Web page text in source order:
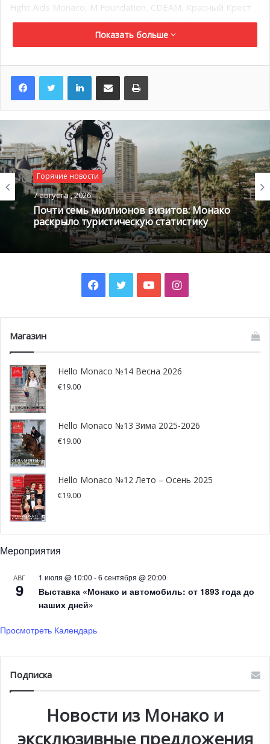
Fight Aids Monaco, M Foundation, CDEAM, Красный Крест
Монако, AMAPEI, Les Anges gardiens de Monaco и другие.
организаторы закрепили за каждой лошадью одну из
ассоциаций. Тянули жребий Гарет Уиттсток (Gareth
Wittstock), брат принцессы Шарлен, и Франсуа
Societé des Courses de la Côte d’Azur.
которых направлена на помощь детям и людям,
находящимся в сложной ситуации.
Призовой фонд составил 50 000 евро, как и в прошлом
году. Сумма была распределена между ассоциациями, в
соответствии с результатами скачек. Так, чек на сумму
10 000 евро достался Фонду принцессы Грейс, за
который выступала лошадь по имени Namasjar. Второй
пришла Sometaste, заработавшая 6000 евро для
французского Красного Креста. На третьем месте
оказалась Dégrisement вместе с благотворительной
организацией “Just World Interational”. Их выигрыш
выступавшая за Фонд принцессы Шарлен,
финишировала пятой. Оставшиеся деньги призового
фонда были разделены между другими участниками
организациями.
Напомним, что событие играет важную роль в развитии
ипподрома Лазурного Берега и благоприятно
сказывается на его посещаемости. Так, первую гонку,
проходившую в прошлом году, посетили 2 500 гостей!
Показать больше
LinkedInПоделиться по электронной почте Распечатать
Горячие новости
7 августа , 2026
Почти семь миллионов визитов: Монако
раскрыло туристическую статистику
Facebook
TwitterYouTubeInstagram
Магазин
Hello Monaco №14 Весна 2026
€19.00
Hello Monaco №13 Зима 2025-2026
€19.00
Hello Monaco №12 Лето – Осень 2025
€19.00
Мероприятия
АВГ
9
1 июля @ 10:00 -6 сентября @ 20:00
Выставка «Монако и автомобиль: от 1893 года до
наших дней»
Просмотреть Календарь
Подписка
Новости из Монако и
эксклюзивные предложения